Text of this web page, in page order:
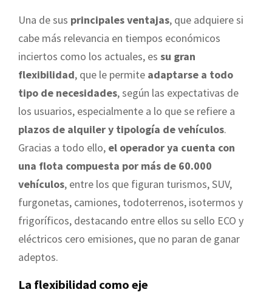
Una de sus principales ventajas, que adquiere si
cabe más relevancia en tiempos económicos
inciertos como los actuales, es su gran
flexibilidad, que le permite adaptarse a todo
tipo de necesidades, según las expectativas de
los usuarios, especialmente a lo que se refiere a
plazos de alquiler y tipología de vehículos.
Gracias a todo ello, el operador ya cuenta con
una flota compuesta por más de 60.000
vehículos, entre los que figuran turismos, SUV,
furgonetas, camiones, todoterrenos, isotermos y
frigoríficos, destacando entre ellos su sello ECO y
eléctricos cero emisiones, que no paran de ganar
adeptos.
La flexibilidad como eje